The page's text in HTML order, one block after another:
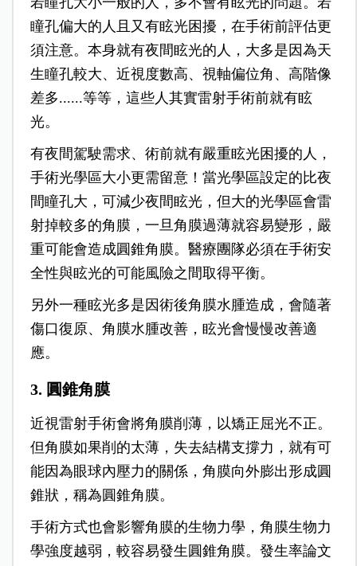
瞳孔偏大的人且又有眩光困擾，在手術前評估更
須注意。本身就有夜間眩光的人，大多是因為天
生瞳孔較大、近視度數高、視軸偏位角、高階像
差多......等等，這些人其實雷射手術前就有眩
光。
有夜間駕駛需求、術前就有嚴重眩光困擾的人，
手術光學區大小更需留意！當光學區設定的比夜
間瞳孔大，可減少夜間眩光，但大的光學區會雷
射掉較多的角膜，一旦角膜過薄就容易變形，嚴
重可能會造成圓錐角膜。醫療團隊必須在手術安
全性與眩光的可能風險之間取得平衡。
另外一種眩光多是因術後角膜水腫造成，會隨著
傷口復原、角膜水腫改善，眩光會慢慢改善適
應。
3. 圓錐角膜
近視雷射手術會將角膜削薄，以矯正屈光不正。
但角膜如果削的太薄，失去結構支撐力，就有可
能因為眼球內壓力的關係，角膜向外膨出形成圓
錐狀，稱為圓錐角膜。
手術方式也會影響角膜的生物力學，角膜生物力
學強度越弱，較容易發生圓錐角膜。發生率論文